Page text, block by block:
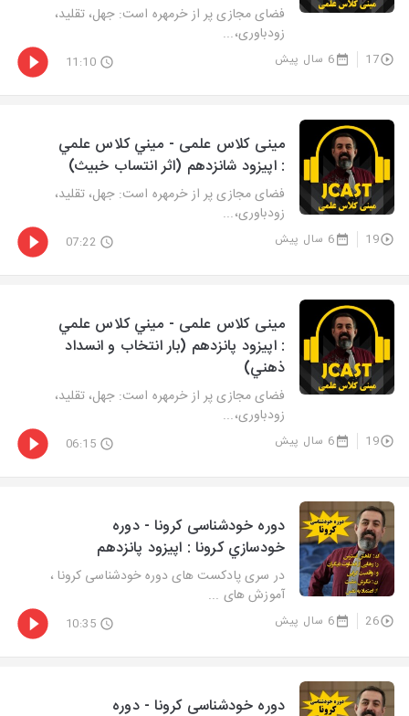
فضای مجازی پر از خرمهره است: جهل، تقلید،
زودباوری،...
17 6 سال پیش 11:10
مینی کلاس علمی - ميني كلاس علمي
: اپيزود شانزدهم (اثر انتساب خبيث)
فضای مجازی پر از خرمهره است: جهل، تقلید،
زودباوری،...
19 6 سال پیش 07:22
مینی کلاس علمی - ميني كلاس علمي
: اپيزود پانزدهم (بار انتخاب و انسداد
ذهني)
فضای مجازی پر از خرمهره است: جهل، تقلید،
زودباوری،...
19 6 سال پیش 06:15
دوره خودشناسی کرونا - دوره
خودسازي كرونا : اپيزود پانزدهم
در سری پادکست های دوره خودشناسی کرونا ،
آموزش های ...
26 6 سال پیش 10:35
دوره خودشناسی کرونا - دوره